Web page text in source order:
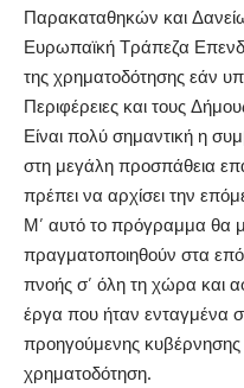
Παρακαταθηκών και
Ευρωπαϊκή Τράπεζα
της χρηματοδότησης εάν
Περιφέρειες και τους
Είναι πολύ σημαντική η
στη μεγάλη προσπάθεια
πρέπει να αρχίσει την
Μ’ αυτό το πρόγραμμα θα
πραγματοποιηθούν στα
πνοής σ’ όλη τη χώρα και
έργα που ήταν ενταγμένα
προηγούμενης κυβέρνησης
χρηματοδότηση.